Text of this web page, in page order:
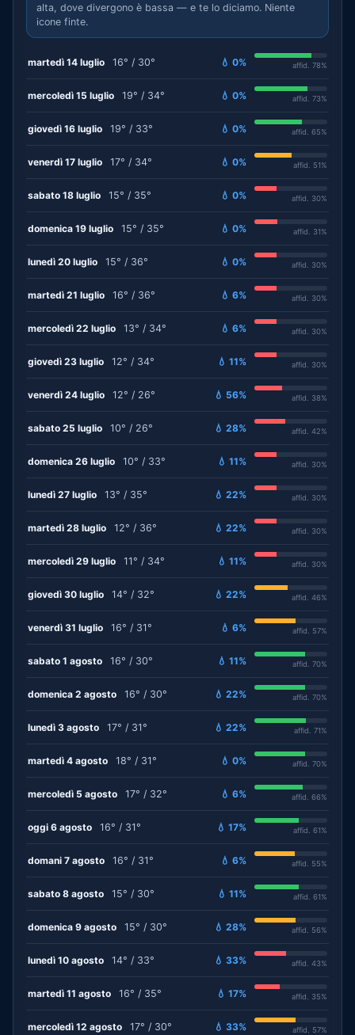
alta, dove divergono è bassa — e te lo diciamo. Niente
icone finte.
martedì 14 luglio 16° / 30° 💧 0% affid. 78%
mercoledì 15 luglio 19° / 34° 💧 0% affid. 73%
giovedì 16 luglio 19° / 33° 💧 0% affid. 65%
venerdì 17 luglio 17° / 34° 💧 0% affid. 51%
sabato 18 luglio 15° / 35° 💧 0% affid. 30%
domenica 19 luglio 15° / 35° 💧 0% affid. 31%
lunedì 20 luglio 15° / 36° 💧 0% affid. 30%
martedì 21 luglio 16° / 36° 💧 6% affid. 30%
mercoledì 22 luglio 13° / 34° 💧 6% affid. 30%
giovedì 23 luglio 12° / 34° 💧 11% affid. 30%
venerdì 24 luglio 12° / 26° 💧 56% affid. 38%
sabato 25 luglio 10° / 26° 💧 28% affid. 42%
domenica 26 luglio 10° / 33° 💧 11% affid. 30%
lunedì 27 luglio 13° / 35° 💧 22% affid. 30%
martedì 28 luglio 12° / 36° 💧 22% affid. 30%
mercoledì 29 luglio 11° / 34° 💧 11% affid. 30%
giovedì 30 luglio 14° / 32° 💧 22% affid. 46%
venerdì 31 luglio 16° / 31° 💧 6% affid. 57%
sabato 1 agosto 16° / 30° 💧 11% affid. 70%
domenica 2 agosto 16° / 30° 💧 22% affid. 70%
lunedì 3 agosto 17° / 31° 💧 22% affid. 71%
martedì 4 agosto 18° / 31° 💧 0% affid. 70%
mercoledì 5 agosto 17° / 32° 💧 6% affid. 66%
oggi 6 agosto 16° / 31° 💧 17% affid. 61%
domani 7 agosto 16° / 31° 💧 6% affid. 55%
sabato 8 agosto 15° / 30° 💧 11% affid. 61%
domenica 9 agosto 15° / 30° 💧 28% affid. 56%
lunedì 10 agosto 14° / 33° 💧 33% affid. 43%
martedì 11 agosto 16° / 35° 💧 17% affid. 35%
mercoledì 12 agosto 17° / 30° 💧 33% affid. 57%